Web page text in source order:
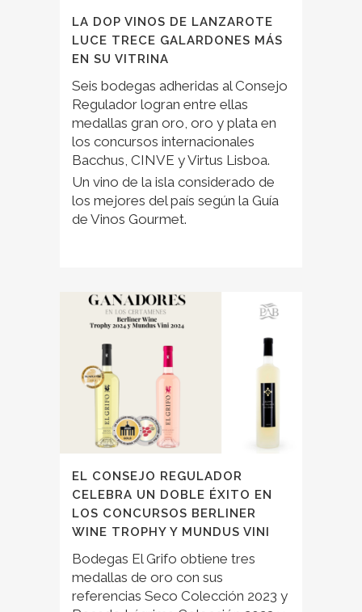
LA DOP VINOS DE LANZAROTE
LUCE TRECE GALARDONES MÁS
EN SU VITRINA
Seis bodegas adheridas al Consejo
Regulador logran entre ellas
medallas gran oro, oro y plata en
los concursos internacionales
Bacchus, CINVE y Virtus Lisboa.
Un vino de la isla considerado de
los mejores del país según la Guía
de Vinos Gourmet.
EL CONSEJO REGULADOR
CELEBRA UN DOBLE ÉXITO EN
LOS CONCURSOS BERLINER
WINE TROPHY Y MUNDUS VINI
Bodegas El Grifo obtiene tres
medallas de oro con sus
referencias Seco Colección 2023 y